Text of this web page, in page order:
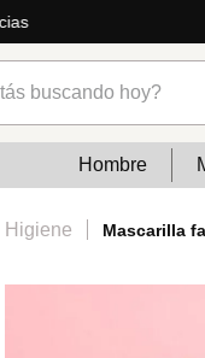
Hombre
Higiene Mascarilla